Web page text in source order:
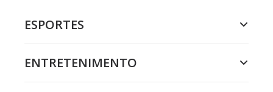
ESPORTES
ENTRETENIMENTO